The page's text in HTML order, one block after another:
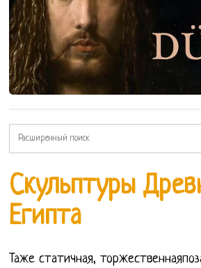
Скульптуры
Египта
Таже статичная,